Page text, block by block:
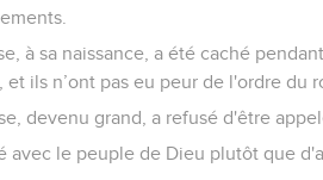
à sa naissance, a été caché
ils n’ont pas eu peur de l'ordre du
devenu grand, a refusé d'être
avec le peuple de Dieu plutôt que